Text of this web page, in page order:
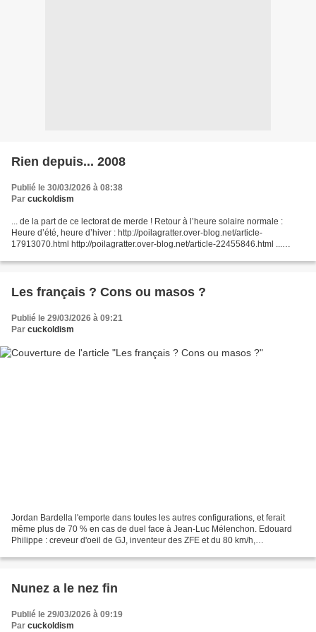
Rien depuis... 2008
Publié le 30/03/2026 à 08:38
Par cuckoldism
... de la part de ce lectorat de merde ! Retour à l’heure solaire normale :
Heure d’été, heure d’hiver : http://poilagratter.over-blog.net/article-
17913070.html http://poilagratter.over-blog.net/article-22455846.html ...
Les français ? Cons ou masos ?
Publié le 29/03/2026 à 09:21
Par cuckoldism
Jordan Bardella l'emporte dans toutes les autres configurations, et ferait
même plus de 70 % en cas de duel face à Jean-Luc Mélenchon. Edouard
Philippe : creveur d'oeil de GJ, inventeur des ZFE et du 80 km/h,
Nunez a le nez fin
Publié le 29/03/2026 à 09:19
Par cuckoldism